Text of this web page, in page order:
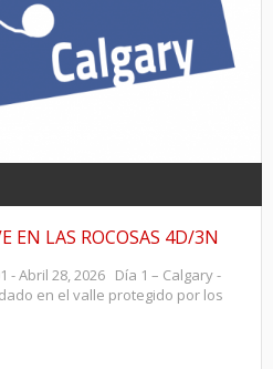
EN LAS ROCOSAS 4D/3N
Abril 28, 2026 Día 1 – Calgary -
en el valle protegido por los